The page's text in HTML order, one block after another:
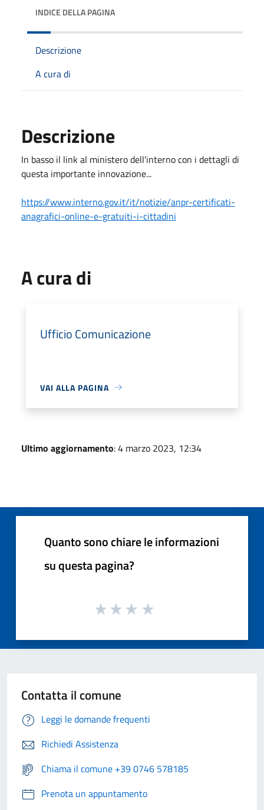
INDICE DELLA PAGINA
Descrizione
A cura di
Descrizione
In basso il link al ministero dell'interno con i dettagli di
questa importante innovazione...
https://www.interno.gov.it/it/notizie/anpr-certificati-
anagrafici-online-e-gratuiti-i-cittadini
A cura di
Ufficio Comunicazione
VAI ALLA PAGINA
Ultimo aggiornamento: 4 marzo 2023, 12:34
Quanto sono chiare le informazioni
su questa pagina?
Contatta il comune
Leggi le domande frequenti
Richiedi Assistenza
Chiama il comune +39 0746 578185
Prenota un appuntamento